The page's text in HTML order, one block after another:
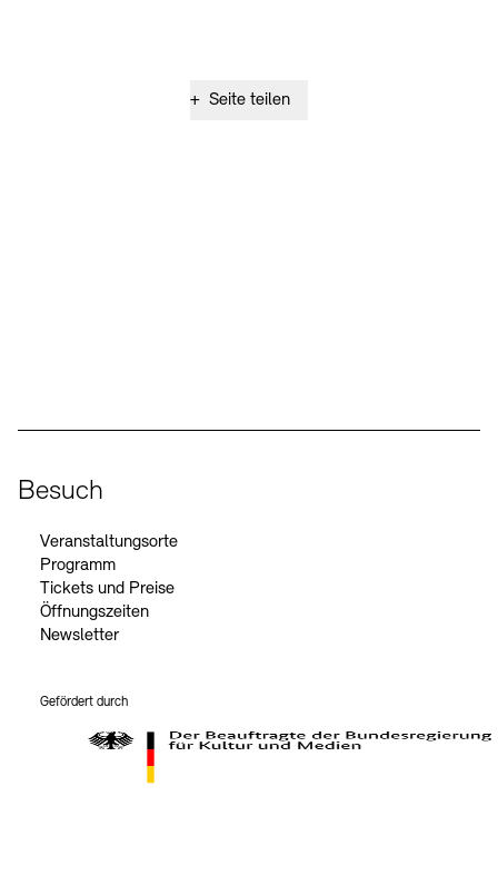
+ Seite teilen
Besuch
Veranstaltungsorte
Programm
Tickets und Preise
Öffnungszeiten
Newsletter
Gefördert durch